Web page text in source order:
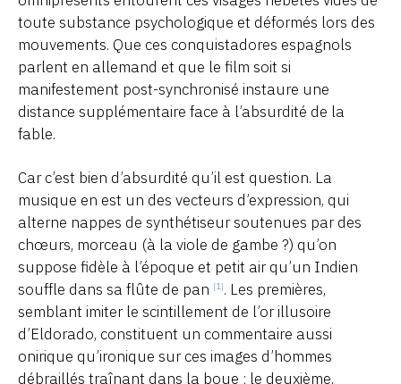
toute substance psychologique et déformés lors des
mouvements. Que ces conquistadores espagnols
parlent en allemand et que le film soit si
manifestement post-synchronisé instaure une
distance supplémentaire face à l’absurdité de la
fable.
Car c’est bien d’absurdité qu’il est question. La
musique en est un des vecteurs d’expression, qui
alterne nappes de synthétiseur soutenues par des
chœurs, morceau (à la viole de gambe ?) qu’on
suppose fidèle à l’époque et petit air qu’un Indien
souffle dans sa flûte de pan [1]. Les premières,
semblant imiter le scintillement de l’or illusoire
d’Eldorado, constituent un commentaire aussi
onirique qu’ironique sur ces images d’hommes
débraillés traînant dans la boue ; le deuxième,